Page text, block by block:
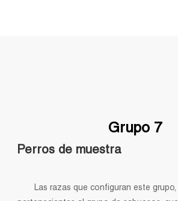
Grupo 7
Perros de muestra
Las razas que configuran este